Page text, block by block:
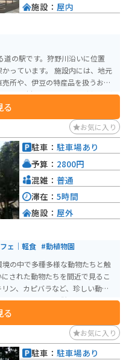
の駅です。狩野川沿いに位置
施設内には、地元
所や、伊豆の特産品を扱うお土
ダーが訪れます。道の駅には、
いるので、ツーリングの休憩に
ができます。
る
施設： 屋内
お気に入り
ェ｜軽食 #動植物園
の中で多種多様な動物たちと触
された動物たちを間近で見るこ
ン、カピバラなど、珍しい動物た
やレストランも併設されてお
が可能です。伊豆稲取温泉の高台
ぶ伊豆七島を一望できるので、
る
駐車： 駐車場あり
予算： 2800円
混雑： 普通
滞在： 5時間
施設： 屋外
お気に入り
駐車： 駐車場あり